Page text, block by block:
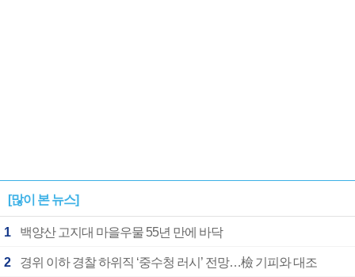
[많이 본 뉴스]
1 백양산 고지대 마을우물 55년 만에 바닥
2 경위 이하 경찰 하위직 ‘중수청 러시’ 전망…檢 기피와 대조